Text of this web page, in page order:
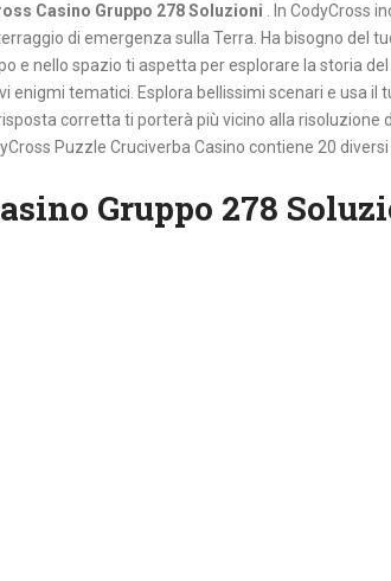
Casino Gruppo 278 Soluzioni
. In CodyCross
di emergenza sulla Terra. Ha bisogno del
e nello spazio ti aspetta per esplorare la storia
enigmi tematici. Esplora bellissimi scenari e usa il
corretta ti porterà più vicino alla risoluzione
Puzzle Cruciverba Casino contiene 20
Gruppo 278